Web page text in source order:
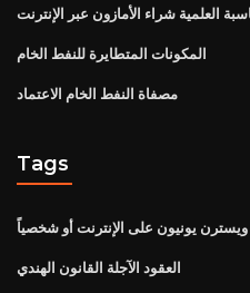
العلمية شراء الأمازون عبر الإنترنت
المكونات المتطايرة للنفط الخام
مصفاة النفط الخام الاعتماد
Tags
يونيون على الإنترنت أو شخصياً
العقود الآجلة القانون الهندي